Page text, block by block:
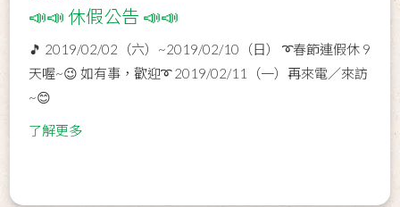
📣📣 休假公告 📣📣
🎵 2019/02/02（六）~2019/02/10（日） ➰春節連假休 9
天喔~😉 如有事，歡迎➰ 2019/02/11（一）再來電／來訪
~😊
了解更多